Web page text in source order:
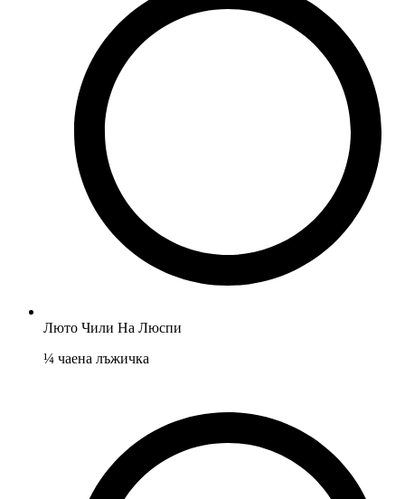
Люто Чили На Люспи
¼ чаена лъжичка